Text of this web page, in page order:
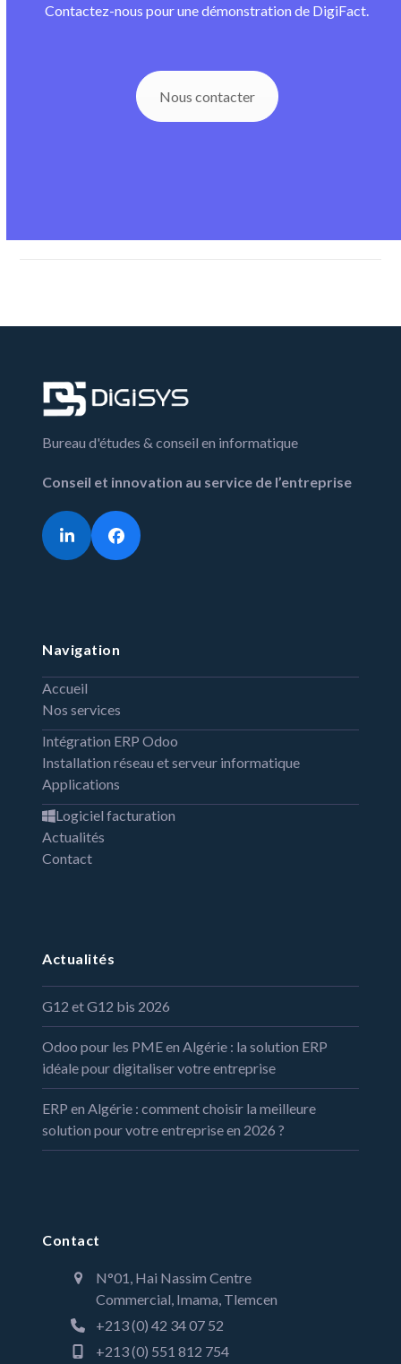
Contactez-nous pour une démonstration de DigiFact.
Nous contacter
Bureau d'études & conseil en informatique
Conseil et innovation au service de l’entreprise
LinkedInFacebook
Navigation
Accueil
Nos services
Intégration ERP Odoo
Installation réseau et serveur informatique
Applications
Logiciel facturation
Actualités
Contact
Actualités
G12 et G12 bis 2026
Odoo pour les PME en Algérie : la solution ERP
idéale pour digitaliser votre entreprise
ERP en Algérie : comment choisir la meilleure
solution pour votre entreprise en 2026 ?
Contact
N°01, Hai Nassim Centre
Commercial, Imama, Tlemcen
+213 (0) 42 34 07 52
+213 (0) 551 812 754